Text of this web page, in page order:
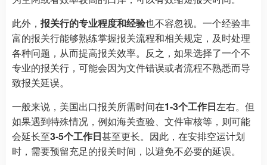
此外， 报关行的专业程度和经验也不容忽视。一个经验丰
富的报关行能够熟练掌握报关流程和相关规定，及时处理
各种问题，从而提高报关效率。反之，如果选择了一个不
专业的报关行，可能会因为文件错误或者流程不熟悉而导
致报关延误。
一般来说，美国出口报关所需时间在1-3个工作日左右。但
如果遇到特殊情况，例如海关查验、文件审核等，则可能
会延长至3-5个工作日甚至更长。因此，在安排空运计划
时，需要预留充足的报关时间，以避免不必要的延误。